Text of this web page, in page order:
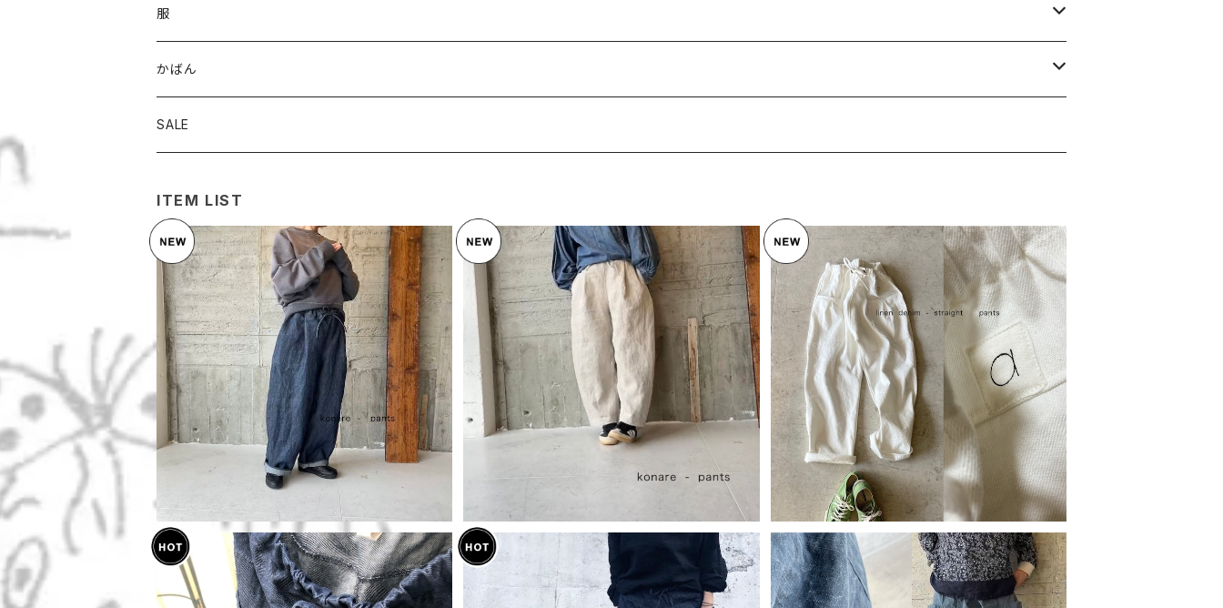
服
パンツ
スカート
かばん
トート
リュック
SALE
ITEM LIST
linenデニム＊konareパンツ
¥18,700
linenデニム＊konareパンツ
¥18,700
＊ホワイトlinen・cottonデニム ＊ストレート
パンツ
¥16,500